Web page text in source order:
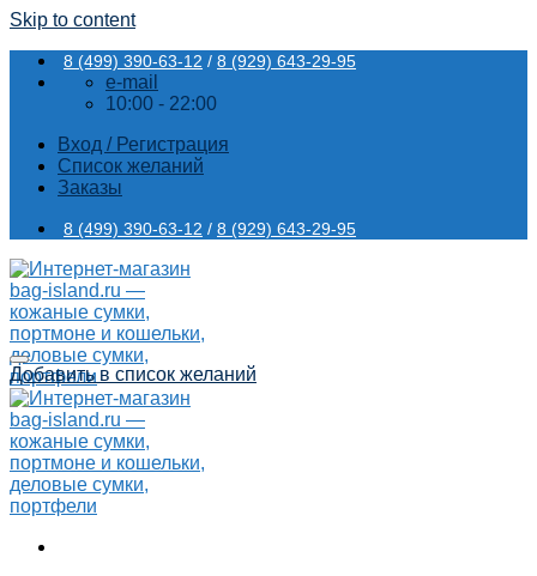
Skip to content
8 (499) 390-63-12 / 8 (929) 643-29-95
e-mail
10:00 - 22:00
Вход / Регистрация
Список желаний
Заказы
8 (499) 390-63-12 / 8 (929) 643-29-95
Добавить в список желаний